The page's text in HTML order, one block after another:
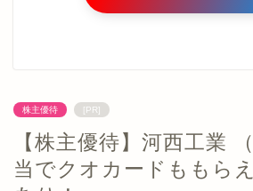
株主優待 [PR]
【株主優待】河西工業
当でクオカードももら